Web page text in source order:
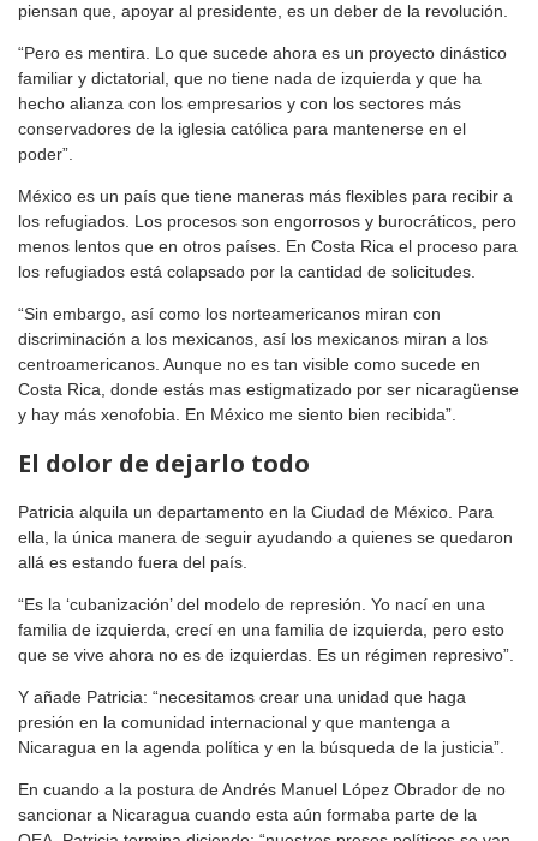
piensan que, apoyar al presidente, es un deber de la revolución.
“Pero es mentira. Lo que sucede ahora es un proyecto dinástico
familiar y dictatorial, que no tiene nada de izquierda y que ha
hecho alianza con los empresarios y con los sectores más
conservadores de la iglesia católica para mantenerse en el
poder”.
México es un país que tiene maneras más flexibles para recibir a
los refugiados. Los procesos son engorrosos y burocráticos, pero
menos lentos que en otros países. En Costa Rica el proceso para
los refugiados está colapsado por la cantidad de solicitudes.
“Sin embargo, así como los norteamericanos miran con
discriminación a los mexicanos, así los mexicanos miran a los
centroamericanos. Aunque no es tan visible como sucede en
Costa Rica, donde estás mas estigmatizado por ser nicaragüense
y hay más xenofobia. En México me siento bien recibida”.
El dolor de dejarlo todo
Patricia alquila un departamento en la Ciudad de México. Para
ella, la única manera de seguir ayudando a quienes se quedaron
allá es estando fuera del país.
“Es la ‘cubanización’ del modelo de represión. Yo nací en una
familia de izquierda, crecí en una familia de izquierda, pero esto
que se vive ahora no es de izquierdas. Es un régimen represivo”.
Y añade Patricia: “necesitamos crear una unidad que haga
presión en la comunidad internacional y que mantenga a
Nicaragua en la agenda política y en la búsqueda de la justicia”.
En cuando a la postura de Andrés Manuel López Obrador de no
sancionar a Nicaragua cuando esta aún formaba parte de la